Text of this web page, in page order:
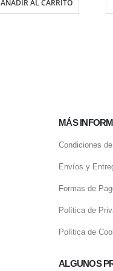
AÑADIR AL CARRITO
MÁS
Condiciones
Envíos y
Formas de
Política de
Política de
ALGUNOS